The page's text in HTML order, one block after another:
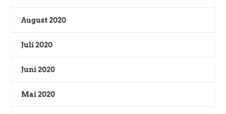
August 2020
Juli 2020
Juni 2020
Mai 2020